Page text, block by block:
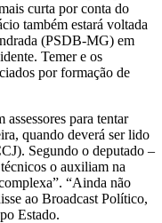
curta por conta do
também estará voltada
(PSDB-MG) em
Temer e os
por formação de
para tentar
quando deverá ser lido
Segundo o deputado –
o auxiliam na
“Ainda não
ao Broadcast Político,
Estado.